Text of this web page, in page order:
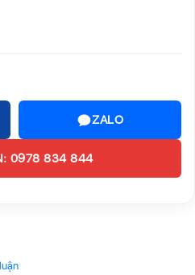
ZALO
0978 834 844